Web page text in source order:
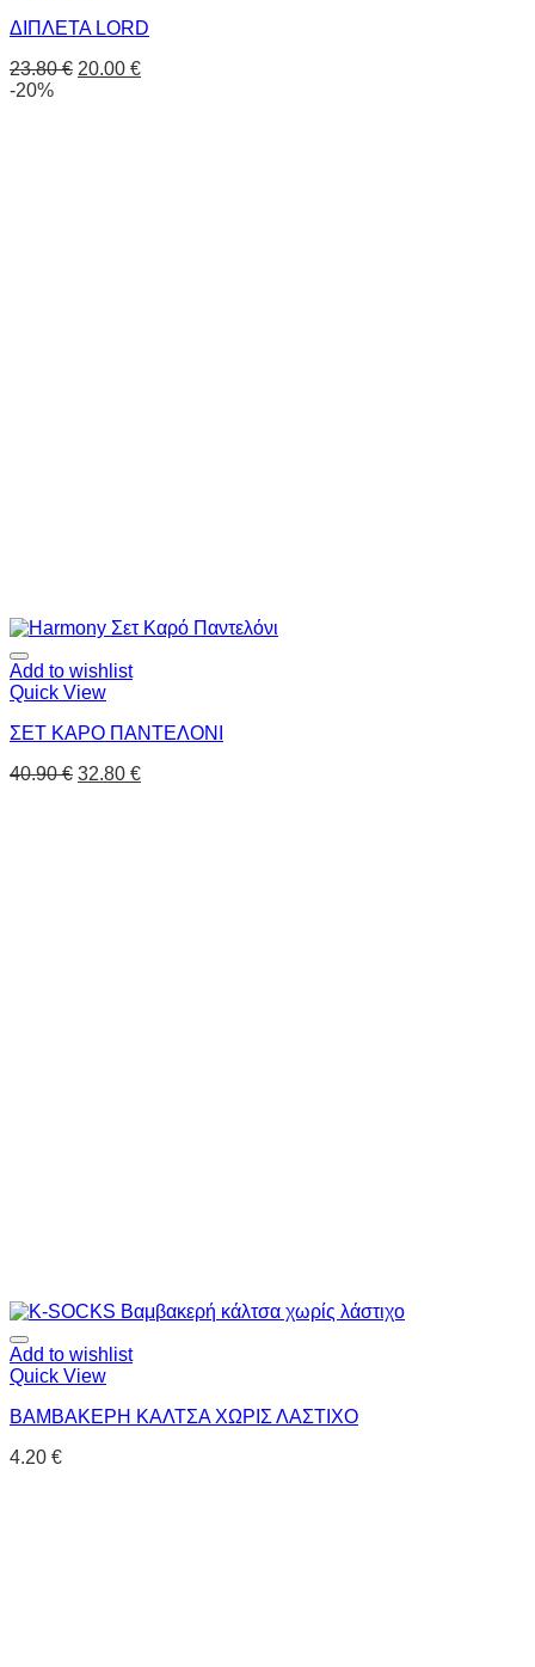
ΔΙΠΛΕΤΑ LORD
23.80€ 20.00 €
-20%
Add to wishlist
Quick View
ΣΕΤ ΚΑΡΟ ΠΑΝΤΕΛΟΝΙ
40.90€ 32.80 €
Add to wishlist
Quick View
ΒΑΜΒΑΚΕΡΗ ΚΑΛΤΣΑ ΧΩΡΙΣ ΛΑΣΤΙΧΟ
4.20 €